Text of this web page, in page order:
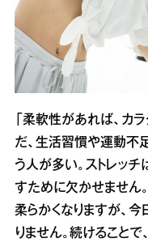
「柔軟性があれば、カ
だ、生活習慣や運動不
う人が多い。ストレッ
すために欠かせません
柔らかくなりますが、
りません。続けること